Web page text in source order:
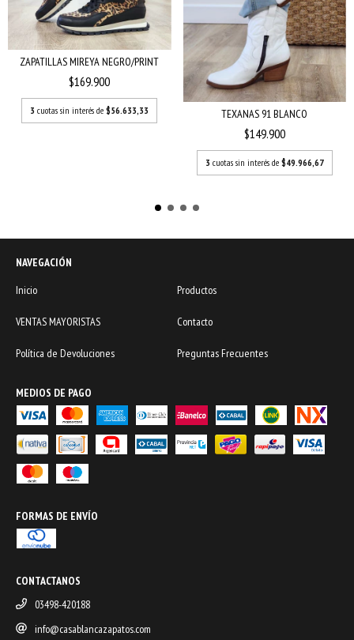
ZAPATILLAS MIREYA NEGRO/PRINT
$169.900
3 cuotas sin interés de$56.633,33 TEXANAS 91 BLANCO
$149.900
3 cuotas sin interés de $49.966,67
NAVEGACIÓN
Inicio
Productos
VENTAS MAYORISTAS Contacto
Política de Devoluciones Preguntas Frecuentes
MEDIOS DE PAGO
FORMAS DE ENVÍO
CONTACTANOS
03498-420188
info@casablancazapatos.com